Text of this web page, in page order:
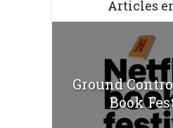
Articles
Ground
Book